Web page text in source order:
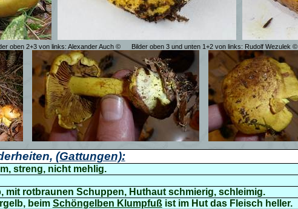
oben 2+3 von links: Alexander Auch © Bilder oben 3 und unten 1+2 von links: Rudolf Wezulek ©
(Gattungen):
streng, nicht mehlig.
mit rotbraunen Schuppen, Huthaut schmierig, schleimig.
beim Schöngelben Klumpfußist im Hut das Fleisch heller.